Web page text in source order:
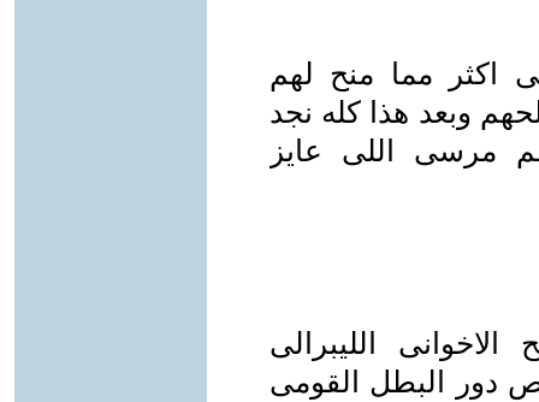
اكثر مما منح لهم
وبعد هذا كله نجد
مرسى اللى عايز
الليبرالى
دور البطل القومى